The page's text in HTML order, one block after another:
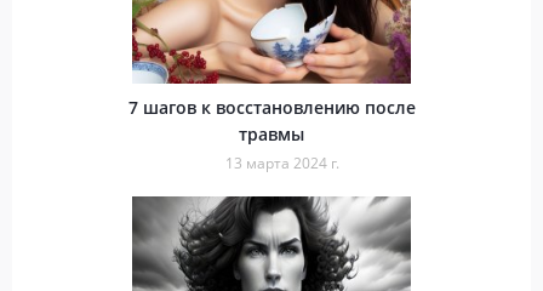
7 шагов к восстановлению после
травмы
13 марта 2024 г.